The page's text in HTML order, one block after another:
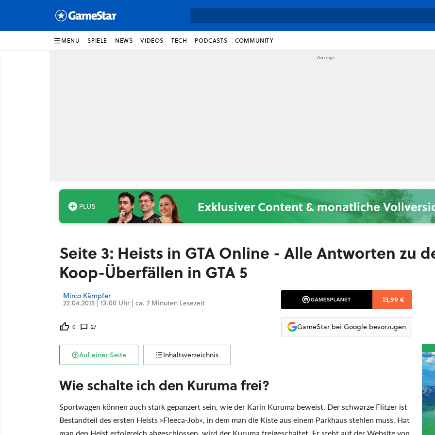
MENU SPIELE NEWS VIDEOS TECH PODCASTS COMMUNITY
Exklusiver Content & monatliche
Seite 3: Heists in GTA Online - Alle Antworten zu
Koop-Überfällen in GTA 5
Mirco Kämpfer
22.04.2015 | 13:00 Uhr | ca. 7 Minuten Lesezeit
0 27
13,99 €
GameStar bei Google bevorzugen
Auf einer Seite Inhaltsverzeichnis
Wie schalte ich den Kuruma frei?
Sportwagen können auch stark gepanzert sein, wie der Karin Kuruma beweist. Der schwarze Flitzer ist
Bestandteil des ersten Heists »Fleeca-Job«, in dem man die Kiste aus einem Parkhaus stehlen muss. Hat